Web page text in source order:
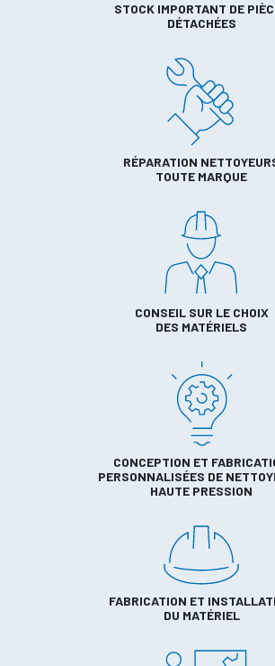
STOCK IMPORTANT DE
DÉTACHÉES
RÉPARATION
TOUTE MARQUE
CONSEIL SUR LE CHOIX
DES MATÉRIELS
CONCEPTION ET
PERSONNALISÉES DE
HAUTE PRESSION
FABRICATION ET
DU MATÉRIEL